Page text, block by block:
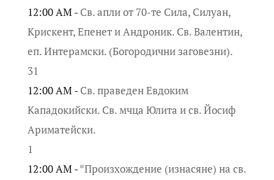
12:00 AM - Св. апли от 70-те Сила, Силуан,
Крискент, Епенет и Андроник. Св. Валентин,
еп. Интерамски. (Богородични заговезни).
31
12:00 AM - Св. праведен Евдоким
Кападокийски. Св. мчца Юлита и св. Йосиф
Ариматейски.
1
12:00 AM -*Произхождение (изнасяне) на св.